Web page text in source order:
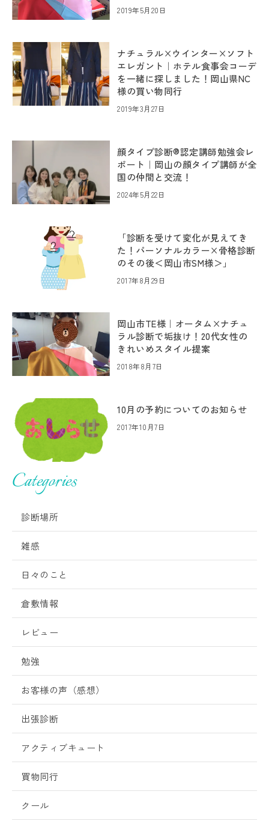
2019年5月20日
ナチュラル×ウインター×ソフト
エレガント｜ホテル食事会コーデ
を一緒に探しました！岡山県NC
様の買い物同行
2019年3月27日
顔タイプ診断®認定講師勉強会レ
ポート｜岡山の顔タイプ講師が全
国の仲間と交流！
2024年5月22日
「診断を受けて変化が見えてき
た！パーソナルカラー×骨格診断
のその後＜岡山市SM様＞」
2017年8月29日
岡山市TE様｜オータム×ナチュ
ラル診断で垢抜け！20代女性の
きれいめスタイル提案
2018年8月7日
10月の予約についてのお知らせ
2017年10月7日
Categories
診断場所
雑感
日々のこと
倉敷情報
レビュー
勉強
お客様の声（感想）
出張診断
アクティブキュート
買物同行
クール